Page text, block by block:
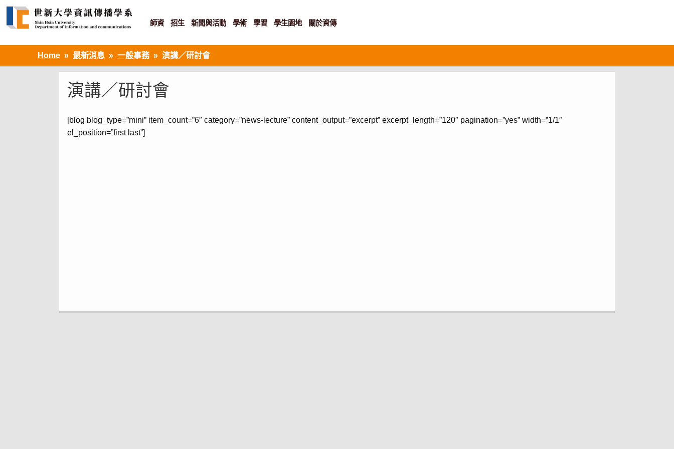
資訊設計 ‧ 知識加值 ‧ 網路傳播
師資 招生 新聞與活動 學術 學習 學生園地 關於資傳
Home 最新消息 一般事務 演講／研討會
演講／研討會
[blog blog_type=”mini” item_count=”6″ category=”news-lecture” content_output=”excerpt” excerpt_length=”120″ pagination=”yes” width=”1/1″
el_position=”first last”]